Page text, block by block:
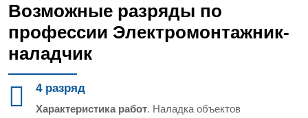
Возможные разряды по
профессии Электромонтажник-
наладчик
4 разряд
Характеристика работ. Наладка объектов